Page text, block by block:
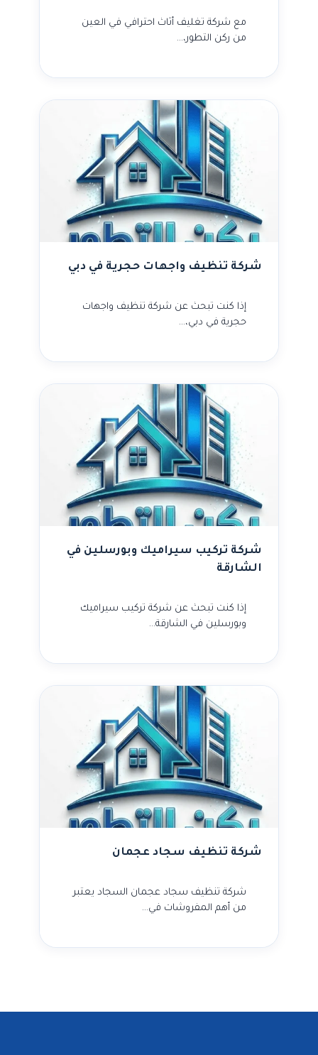
مع شركة تغليف أثاث احترافي في العين
من ركن التطور،…
شركة تنظيف واجهات حجرية في دبي
إذا كنت تبحث عن شركة تنظيف واجهات
حجرية في دبي،…
شركة تركيب سيراميك وبورسلين في
الشارقة
إذا كنت تبحث عن شركة تركيب سيراميك
وبورسلين في الشارقة…
شركة تنظيف سجاد عجمان
شركة تنظيف سجاد عجمان السجاد يعتبر
من أهم المفروشات في…